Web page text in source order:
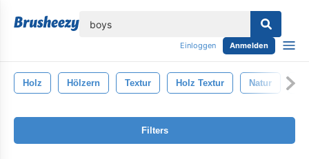
Einloggen Anmelden
Holz Hölzern Textur Holz Textur Natur
Filters